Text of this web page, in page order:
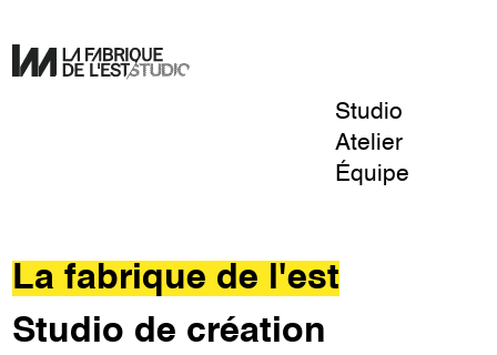
Studio
Atelier
Équipe
de
l'Est
La fabrique de l'est
Studio de création